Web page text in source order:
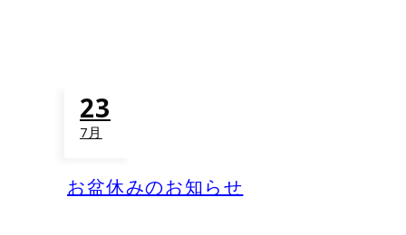
23
7月
お盆休みのお知らせ